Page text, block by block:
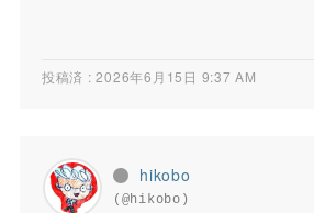
投稿済 : 2026年6月15日 9:37 AM
hikobo
(@hikobo)